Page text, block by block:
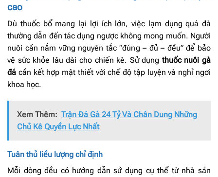
cao
Dù thuốc bổ mang lại lợi ích lớn, việc lạm dụng quá đà
thường dẫn đến tác dụng ngược không mong muốn. Người
nuôi cần nắm vững nguyên tắc “đúng – đủ – đều” để bảo
vệ sức khỏe lâu dài cho chiến kê. Sử dụng thuốc nuôi gà
đá cần kết hợp mật thiết với chế độ tập luyện và nghỉ ngơi
khoa học.
Xem Thêm: Trận Đá Gà 24 Tỷ Và Chân Dung Những
Chủ Kê Quyền Lực Nhất
Tuân thủ liều lượng chỉ định
Mỗi dòng đều có hướng dẫn sử dụng cụ thể từ nhà sản